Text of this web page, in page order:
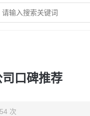
口碑推荐
次